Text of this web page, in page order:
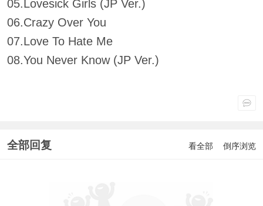
05.Lovesick Girls (JP Ver.)
06.Crazy Over You
07.Love To Hate Me
08.You Never Know (JP Ver.)
全部回复 看全部 倒序浏览